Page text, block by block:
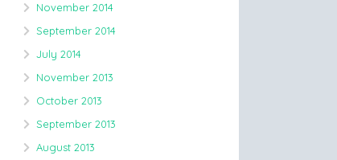
November 2014
September 2014
July 2014
November 2013
October 2013
September 2013
August 2013